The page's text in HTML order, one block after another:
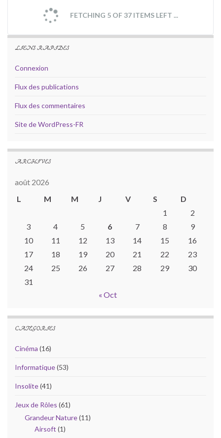
FETCHING 5 OF 37 ITEMS LEFT ...
LIENS RAPIDES
Connexion
Flux des publications
Flux des commentaires
Site de WordPress-FR
ARCHIVES
août 2026
L
M M J V S
D
1
2
3
4 5 6 7 8
9
10
11 12 13 14 15
16
17
18 19 20 21 22
23
24
25 26 27 28 29
30
31
« Oct
CATÉGORIES
Cinéma (16)
Informatique(53)
Insolite(41)
Jeux de Rôles (61)
Grandeur Nature(11)
Airsoft (1)